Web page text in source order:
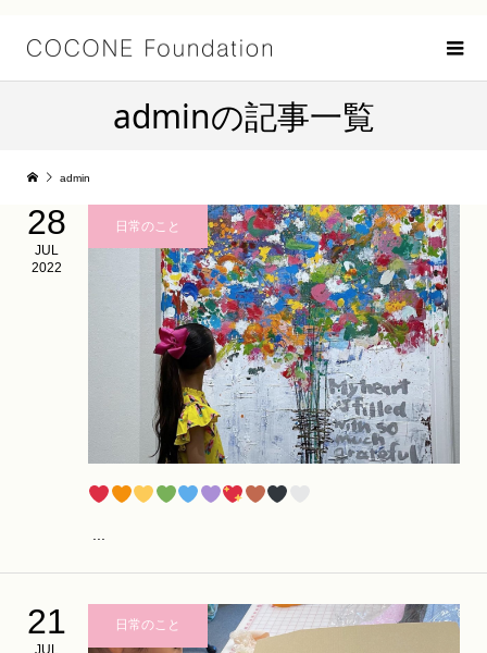
adminの記事一覧
admin
28
JUL
2022
日常のこと
21
JUL
日常のこと